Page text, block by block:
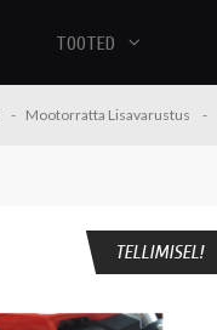
TOOTED
Mootorratta Lisavarustus
TELLIMISEL!